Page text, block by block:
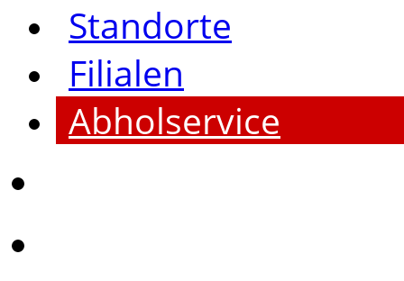
Standorte
Filialen
Abholservice